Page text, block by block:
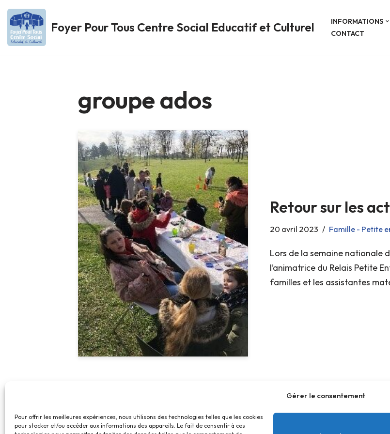
Gérer le consentement
Pour offrir les meilleures expériences, nous utilisons des technologies telles que les cookies
pour stocker et/ou accéder aux informations des appareils. Le fait de consentir à ces
Aller
au
Foyer Pour Tous Centre Social Educatif et Culturel INFORMATIONS
CONTACT
groupe ados
Retour sur les
20 avril 2023 Famille - Petite
Lors de la semaine nationale
l’animatrice du Relais Petite
familles et les assistantes